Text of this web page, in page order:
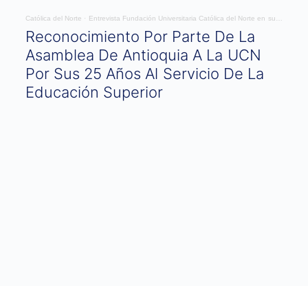
Católica del Norte · Entrevista Fundación Universitaria Católica del Norte en sus 25 años
Reconocimiento Por Parte De La
Asamblea De Antioquia A La UCN
Por Sus 25 Años Al Servicio De La
Educación Superior